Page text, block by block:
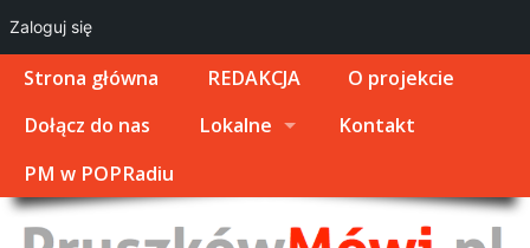
Strona główna REDAKCJA
O projekcie
Dołącz do nas
Lokalne
Kontakt
PM w POPRadiu
Zaloguj się